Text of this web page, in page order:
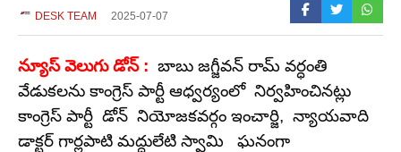
DESK TEAM 2025-07-07
న్యూస్ వెలుగు డోన్ : బాబు జగ్జీవన్ రామ్ వర్ధంతి
వేడుకలను కాంగ్రెస్ పార్టీ ఆధ్వర్యంలో నిర్వహించినట్లు
కాంగ్రెస్ పార్టీ డోన్ నియోజకవర్గం ఇంచార్జి, న్యాయవాది
డాక్టర్ గార్లపాటి మద్దులేటి స్వామి ఘనంగా